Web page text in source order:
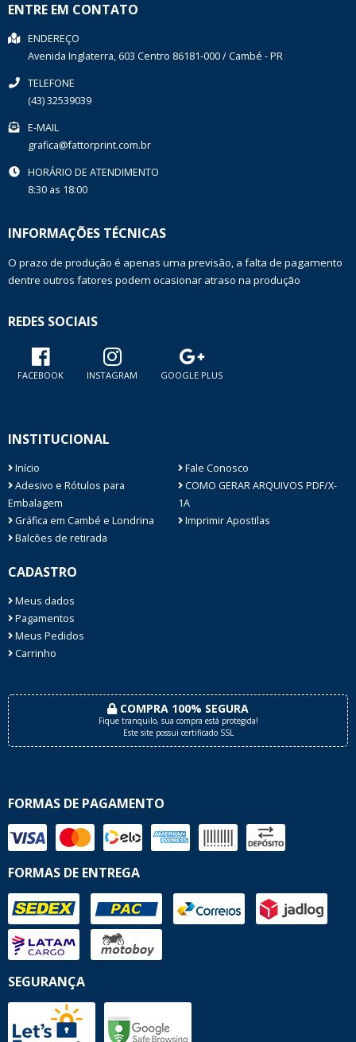
ENTRE EM CONTATO
ENDEREÇO
Avenida Inglaterra, 603 Centro 86181-000/Cambé - PR
TELEFONE
(43) 32539039
E-MAIL
grafica@fattorprint.com.br
HORÁRIO DE ATENDIMENTO
8:30 as 18:00
INFORMAÇÕES TÉCNICAS
O prazo de produção é apenas uma previsão, a falta de pagamento
dentre outros fatores podem ocasionar atraso na produção
REDES SOCIAIS
FACEBOOK INSTAGRAM GOOGLE PLUS
INSTITUCIONAL
Início
Fale Conosco
Adesivo e Rótulos para
Embalagem
COMO GERAR ARQUIVOS PDF/X-
1A
Gráfica em Cambé e Londrina
Imprimir Apostilas
Balcões de retirada
CADASTRO
Meus dados
Pagamentos
Meus Pedidos
Carrinho
COMPRA 100% SEGURA
Fique tranquilo, sua compra está protegida!
Este site possui certificado SSL
FORMAS DE PAGAMENTO
FORMAS DE ENTREGA
SEGURANÇA